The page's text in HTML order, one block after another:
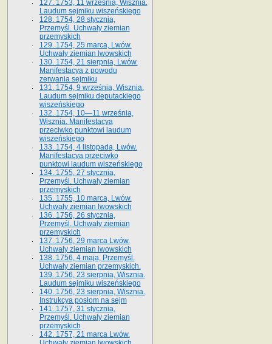
127. 1753, 11 września, Wisznia.
Laudum sejmiku wiszeńskiego
128. 1754, 28 stycznia,
Przemyśl. Uchwały ziemian
przemyskich
129. 1754, 25 marca, Lwów.
Uchwały ziemian lwowskich
130. 1754, 21 sierpnia, Lwów.
Manifestacya z powodu
zerwania sejmiku
131. 1754, 9 września, Wisznia.
Laudum sejmiku deputackiego
wiszeńskiego
132. 1754, 10—11 września,
Wisznia. Manifestacya
przeciwko punktowi laudum
wiszeńskiego
133. 1754, 4 listopada, Lwów.
Manifestacya przeciwko
punktowi laudum wiszeńskiego
134. 1755, 27 stycznia,
Przemyśl. Uchwały ziemian
przemyskich
135. 1755, 10 marca, Lwów.
Uchwały ziemian lwowskich
136. 1756, 26 stycznia,
Przemyśl. Uchwały ziemian
przemyskich
137. 1756, 29 marca Lwów.
Uchwały ziemian lwowskich
138. 1756, 4 maja, Przemyśl.
Uchwały ziemian przemyskich.
139. 1756, 23 sierpnia, Wisznia.
Laudum sejmiku wiszeńskiego
140. 1756, 23 sierpnia, Wisznia.
Instrukcya posłom na sejm
141. 1757, 31 stycznia,
Przemyśl. Uchwały ziemian
przemyskich
142. 1757, 21 marca Lwów.